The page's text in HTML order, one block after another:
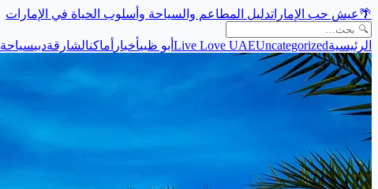
🌴عيش حب الإماراتدليل المطاعم والسياحة وأسلوب الحياة في الإمارات
الرئيسية Live Love UAEUncategorized أبو ظبيأخبار أماكنالشارقةدبيسياحة